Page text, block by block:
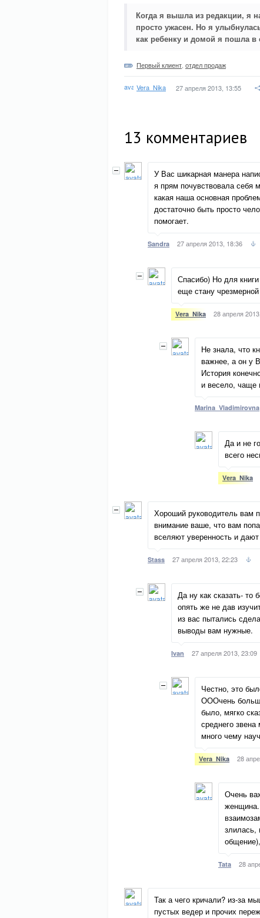
Когда я вышла из редакции, я
просто ужасен. Но я
как ребенку и домой я пошла в
Первый клиент отдел продаж
Vera_Nika 27 апреля 2013, 13:55
13 комментариев
У Вас шикарная манера
я прям почувствовала себя
какая наша основная
достаточно быть просто
помогает.
Sandra 27 апреля 2013, 18:36
Спасибо) Но для
еще стану
Vera_Nika 28 апреля
Не знала, что
важнее, а он у
История
и весело, чаще
Marina_Vladimirovna
Да и не
всего
Vera_Nika
Хороший руководитель вам
внимание ваше, что вам
вселяют уверенность и
Stass 27 апреля 2013, 22:23
Да ну как сказать- то
опять же не дав
из вас пытались
выводы вам нужные.
Ivan 27 апреля 2013, 23:09
Честно, это
ОООчень
было, мягко
среднего
много чему
Vera_Nika 28
Очень
злилась,
Tata 28
Так а чего кричали? из-за
пустых ведер и прочих